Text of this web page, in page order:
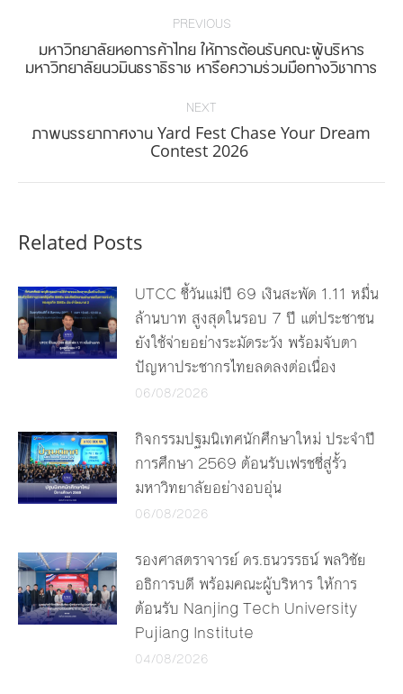
PREVIOUS
Previous
post:
มหาวิทยาลัยหอการค้าไทย ให้การต้อนรับคณะผู้บริหาร
มหาวิทยาลัยนวมินธราธิราช หารือความร่วมมือทางวิชาการ
NEXT
Next
post:
ภาพบรรยากาศงาน Yard Fest Chase Your Dream
Contest 2026
Related Posts
UTCC ชี้วันแม่ปี 69 เงินสะพัด 1.11 หมื่น
ล้านบาท สูงสุดในรอบ 7 ปี แต่ประชาชน
ยังใช้จ่ายอย่างระมัดระวัง พร้อมจับตา
ปัญหาประชากรไทยลดลงต่อเนื่อง
06/08/2026
กิจกรรมปฐมนิเทศนักศึกษาใหม่ ประจำปี
การศึกษา 2569 ต้อนรับเฟรชชี่สู่รั้ว
มหาวิทยาลัยอย่างอบอุ่น
06/08/2026
รองศาสตราจารย์ ดร.ธนวรรธน์ พลวิชัย
อธิการบดี พร้อมคณะผู้บริหาร ให้การ
ต้อนรับ Nanjing Tech University
Pujiang Institute
04/08/2026